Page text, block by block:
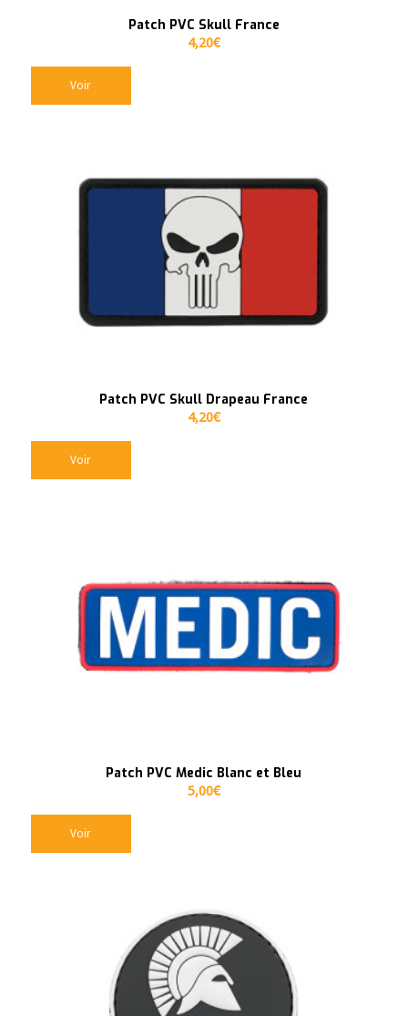
Patch PVC Skull France
4,20€
Voir
Patch PVC Skull Drapeau France
4,20€
Voir
Patch PVC Medic Blanc et Bleu
5,00€
Voir